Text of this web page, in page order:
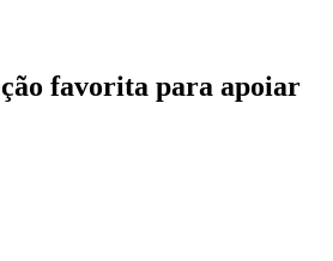
favorita para apoiar